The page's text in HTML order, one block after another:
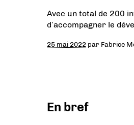
Avec un total de 200
d’accompagner le
25 mai 2022 par Fabrice
En bref